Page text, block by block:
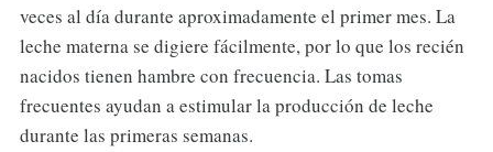
veces al día durante aproximadamente el primer mes. La
leche materna se digiere fácilmente, por lo que los recién
nacidos tienen hambre con frecuencia. Las tomas
frecuentes ayudan a estimular la producción de leche
durante las primeras semanas.